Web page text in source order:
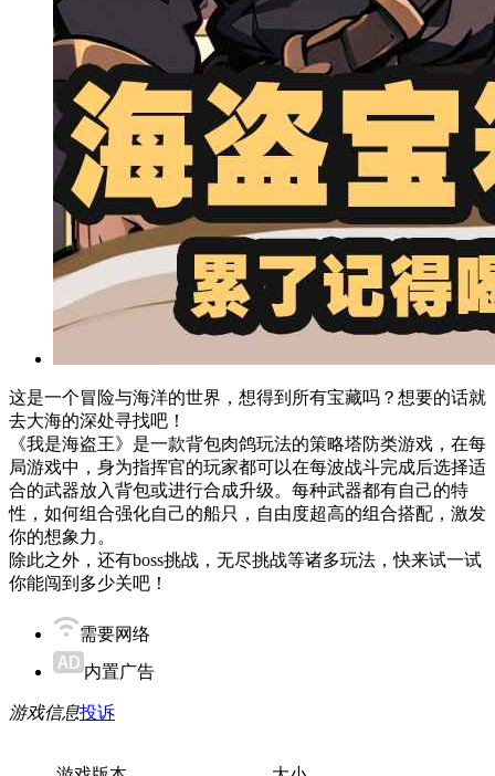
这是一个冒险与海洋的世界，想得到所有宝藏吗？想要的话就
去大海的深处寻找吧！
《我是海盗王》是一款背包肉鸽玩法的策略塔防类游戏，在每
局游戏中，身为指挥官的玩家都可以在每波战斗完成后选择适
合的武器放入背包或进行合成升级。每种武器都有自己的特
性，如何组合强化自己的船只，自由度超高的组合搭配，激发
你的想象力。
除此之外，还有boss挑战，无尽挑战等诸多玩法，快来试一试
你能闯到多少关吧！
需要网络
内置广告
游戏信息投诉